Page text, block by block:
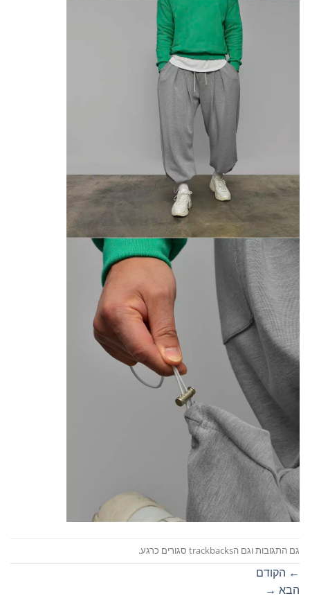
גם התגובות וגם הtrackbacks סגורים כרגע.
← הקודם
הבא →